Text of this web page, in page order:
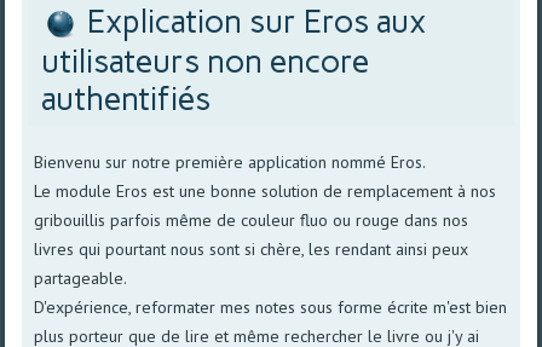
Explication sur Eros aux
utilisateurs non encore
authentifiés
Bienvenu sur notre première application nommé Eros.
Le module Eros est une bonne solution de remplacement à nos
gribouillis parfois même de couleur fluo ou rouge dans nos
livres qui pourtant nous sont si chère, les rendant ainsi peux
partageable.
D'expérience, reformater mes notes sous forme écrite m'est bien
plus porteur que de lire et même rechercher le livre ou j'y ai